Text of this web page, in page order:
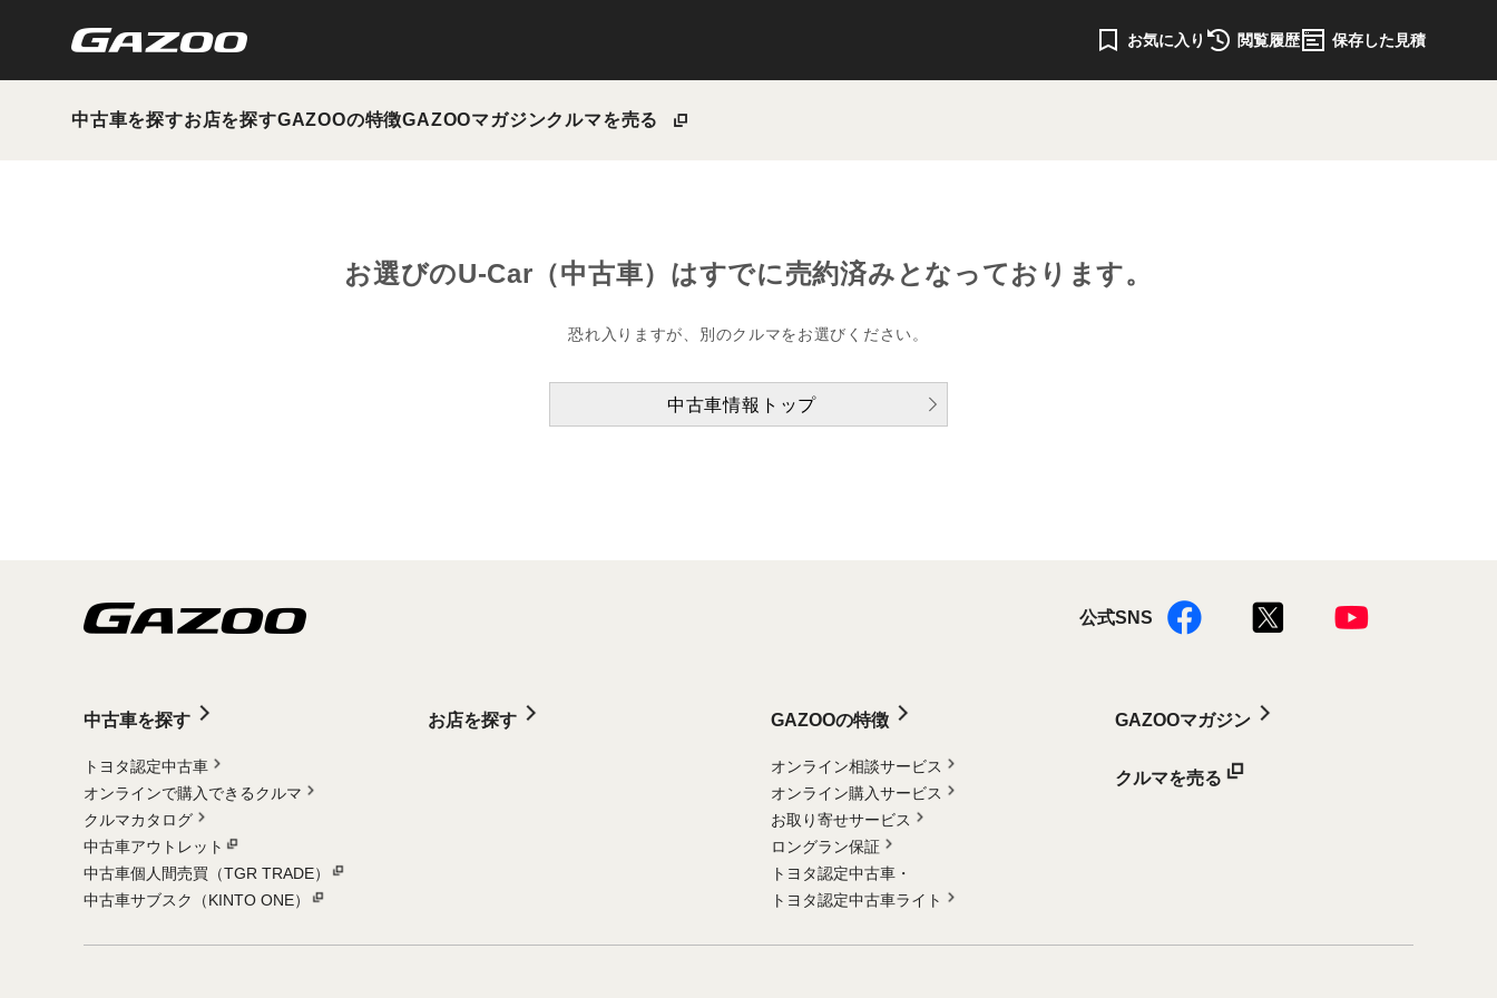
お気に入り 閲覧履歴 保存した見積
中古車を探すお店を探すGAZOOの特徴GAZOOマガジンクルマを売る
お選びのU-Car（中古車）はすでに売約済みとなっております。
恐れ入りますが、別のクルマをお選びください。
中古車情報トップ
公式SNS
中古車を探す
トヨタ認定中古車
オンラインで購入できるクルマ
クルマカタログ
中古車アウトレット
中古車個人間売買（TGR TRADE）
中古車サブスク（KINTO ONE）
お店を探す GAZOOの特徴
オンライン相談サービス
オンライン購入サービス
お取り寄せサービス
ロングラン保証
トヨタ認定中古車・
トヨタ認定中古車ライト
GAZOOマガジン
クルマを売る